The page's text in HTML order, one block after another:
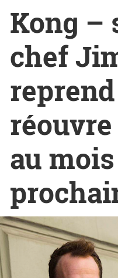
Kong –
chef
réouvre
au